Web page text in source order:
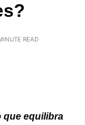
READ
que equilibra